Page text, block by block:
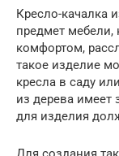
Кресло-качалка
предмет мебели,
комфортом,
такое изделие
кресла в саду
из дерева имеет
для изделия